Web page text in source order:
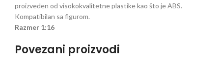
proizveden od visokokvalitetne plastike kao što je ABS.
Kompatibilan sa figurom.
Razmer 1:16
Povezani proizvodi